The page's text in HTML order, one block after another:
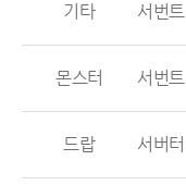
기타 서번
몬스터 서번
드랍 서버